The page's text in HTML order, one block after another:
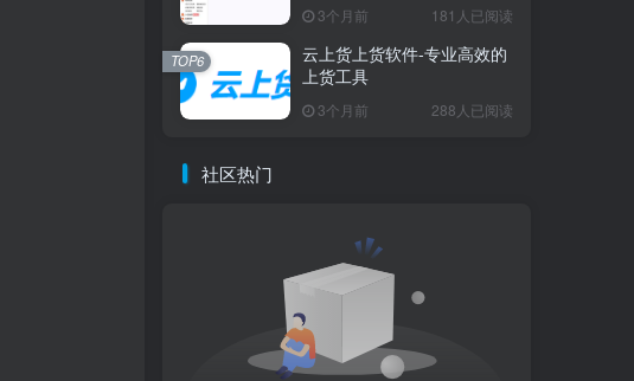
3个月前 181人已阅读
云上货上货软件-专业高效的
上货工具
3个月前 288人已阅读
TOP6
社区热门